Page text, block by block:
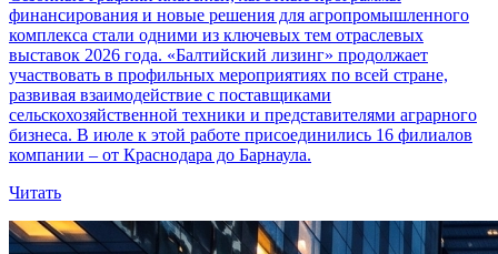
финансирования и новые решения для агропромышленного
комплекса стали одними из ключевых тем отраслевых
выставок 2026 года. «Балтийский лизинг» продолжает
участвовать в профильных мероприятиях по всей стране,
развивая взаимодействие с поставщиками
сельскохозяйственной техники и представителями аграрного
бизнеса. В июле к этой работе присоединились 16 филиалов
компании – от Краснодара до Барнаула.
Читать